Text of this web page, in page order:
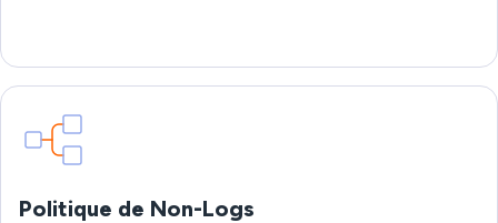
Politique de Non-Logs